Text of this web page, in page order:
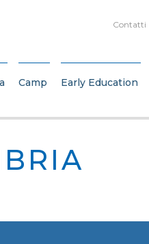
Contatti
Camp Early Education